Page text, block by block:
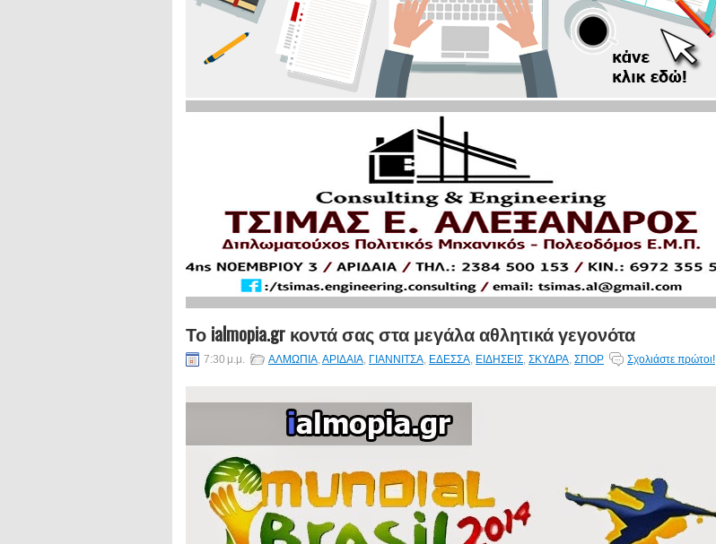
Το ialmopia.gr κοντά σας στα μεγάλα αθλητικά γεγονότα
7:30 μ.μ. ΑΛΜΩΠΙΑ,ΑΡΙΔΑΙΑ, ΓΙΑΝΝΙΤΣΑ, ΕΔΕΣΣΑ, ΕΙΔΗΣΕΙΣ, ΣΚΥΔΡΑ, ΣΠΟΡ Σχολιάστε πρώτοι!